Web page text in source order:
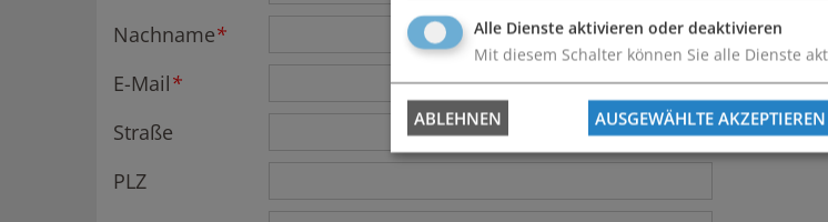
Nachname*
E-Mail*
Straße
PLZ
Alle Dienste aktivieren oder deaktivieren
Mit diesem Schalter können Sie alle Dienste
ABLEHNEN AUSGEWÄHLTE AKZEPTIEREN